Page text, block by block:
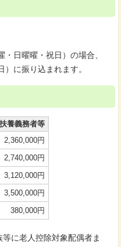
・日曜曜・祝日）の場合、
に振り込まれます。
扶養義務者等
2,360,000円
2,740,000円
3,120,000円
3,500,000円
380,000円
に老人控除対象配偶者ま